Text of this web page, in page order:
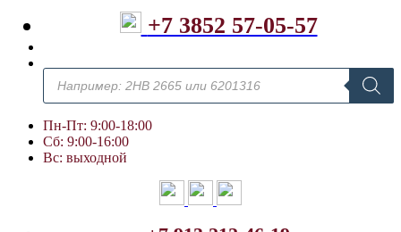
+7 3852 57-05-57
Поиск
товаров
Пн-Пт: 9:00-18:00
Сб: 9:00-16:00
Вс: выходной